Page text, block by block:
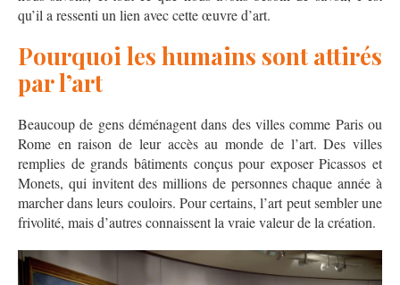
qu’il a ressenti un lien avec cette œuvre d’art.
Pourquoi les humains sont attirés
par l’art
Beaucoup de gens déménagent dans des villes comme Paris ou
Rome en raison de leur accès au monde de l’art. Des villes
remplies de grands bâtiments conçus pour exposer Picassos et
Monets, qui invitent des millions de personnes chaque année à
marcher dans leurs couloirs. Pour certains, l’art peut sembler une
frivolité, mais d’autres connaissent la vraie valeur de la création.